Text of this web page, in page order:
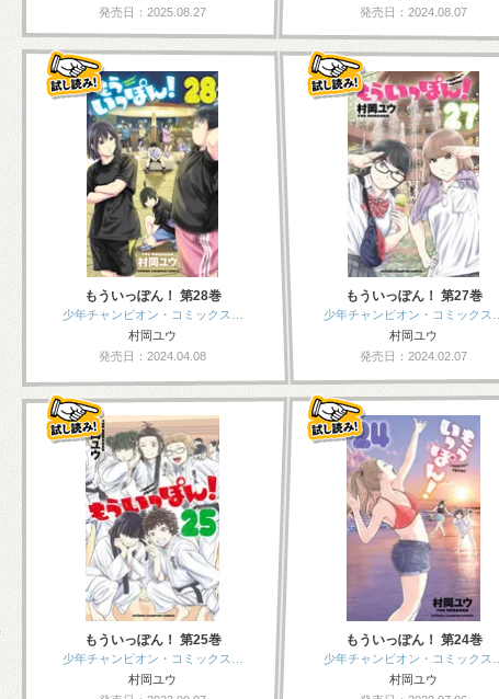
発売日：2025.08.27
発売日：2024.08.07
もういっぽん！ 第28巻
少年チャンピオン・コミックス…
村岡ユウ
発売日：2024.04.08
もういっぽん！ 第27巻
少年チャンピオン・コミックス…
村岡ユウ
発売日：2024.02.07
もういっぽん！ 第25巻
少年チャンピオン・コミックス…
村岡ユウ
もういっぽん！ 第24巻
少年チャンピオン・コミックス…
村岡ユウ